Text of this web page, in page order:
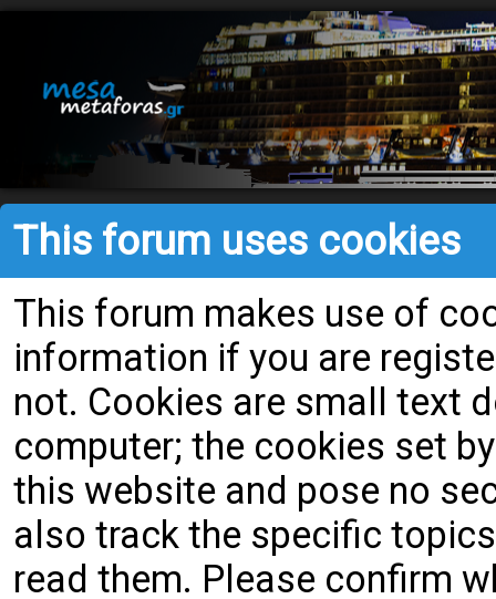
This forum uses cookies
This forum makes use of
information if you are
not. Cookies are small text
computer; the cookies set
this website and pose no
also track the specific
read them. Please confirm